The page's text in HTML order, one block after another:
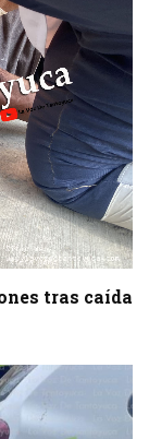
tras caída